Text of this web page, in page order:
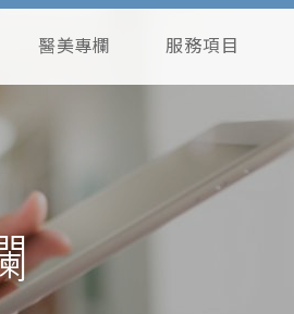
醫美專欄 服務項目